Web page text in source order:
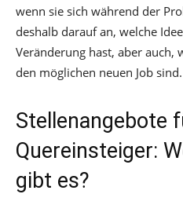
wenn sie sich während der
deshalb darauf an, welche
Veränderung hast, aber auch,
den möglichen neuen Job sind.
Stellenangebote
Quereinsteiger:
gibt es?